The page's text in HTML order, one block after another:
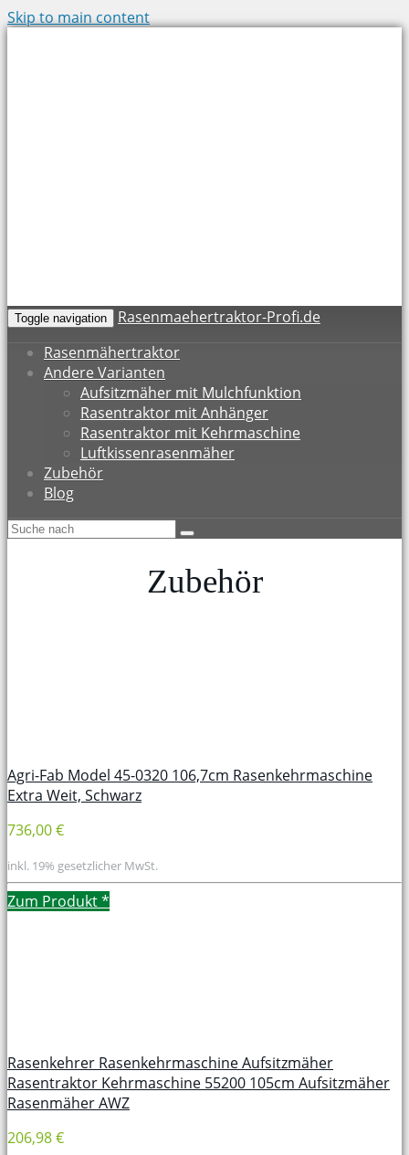
Skip to main content
Toggle navigation
Rasenmaehertraktor-Profi.de
Rasenmähertraktor
Andere Varianten
Aufsitzmäher mit Mulchfunktion
Rasentraktor mit Anhänger
Rasentraktor mit Kehrmaschine
Luftkissenrasenmäher
Zubehör
Blog
Zubehör
Agri-Fab Model 45-0320 106,7cm Rasenkehrmaschine
Extra Weit, Schwarz
736,00 €
inkl. 19% gesetzlicher MwSt.
Zum Produkt*
Rasenkehrer Rasenkehrmaschine Aufsitzmäher
Rasentraktor Kehrmaschine 55200 105cm Aufsitzmäher
Rasenmäher AWZ
206,98 €